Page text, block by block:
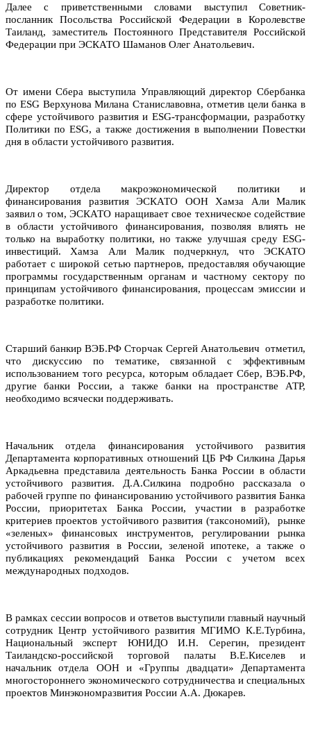
Далее с приветственными словами выступилСоветник-
посланник Посольства Российской Федерации в Королевстве
Таиланд, заместитель Постоянного Представителя Российской
Федерации при ЭСКАТО Шаманов Олег Анатольевич.
От имени Сбера выступила Управляющий директор Сбербанка
по ESG Верхунова Милана Станиславовна, отметив цели банка в
сфере устойчивого развития и ESG-трансформации, разработку
Политики по ESG, а также достижения в выполнении Повестки
дня в области устойчивого развития.
Директор отдела макроэкономической политики и
финансирования развития ЭСКАТО ООН Хамза Али Малик
заявил о том, ЭСКАТО наращивает свое техническое содействие
в области устойчивого финансирования, позволяя влиять не
только на выработку политики, но также улучшая среду ESG-
инвестиций. Хамза Али Малик подчеркнул, что ЭСКАТО
работает с широкой сетью партнеров, предоставляя обучающие
программы государственным органам и частному сектору по
принципам устойчивого финансирования, процессам эмиссии и
разработке политики.
Старший банкир ВЭБ.РФ Сторчак Сергей Анатольевич отметил,
что дискуссию по тематике, связанной с эффективным
использованием того ресурса, которым обладает Сбер, ВЭБ.РФ,
другие банки России, а также банки на пространстве АТР,
необходимо всячески поддерживать.
Начальник отдела финансирования устойчивого развития
Департамента корпоративных отношений ЦБ РФ Силкина Дарья
Аркадьевна представила деятельность Банка России в области
устойчивого развития. Д.А.Силкина подробно рассказала о
рабочей группе по финансированию устойчивого развития Банка
России, приоритетах Банка России, участии в разработке
критериев проектов устойчивого развития (таксономий), рынке
«зеленых» финансовых инструментов, регулировании рынка
устойчивого развития в России, зеленой ипотеке, а также о
публикациях рекомендаций Банка России с учетом всех
международных подходов.
В рамках сессии вопросов и ответов выступили главный научный
сотрудник Центр устойчивого развития МГИМО К.Е.Турбина,
Национальный эксперт ЮНИДО И.Н. Серегин, президент
Таиландско-российской торговой палаты В.Е.Киселев и
начальник отдела ООН и «Группы двадцати» Департамента
многостороннего экономического сотрудничества и специальных
проектов Минэкономразвития России А.А. Дюкарев.